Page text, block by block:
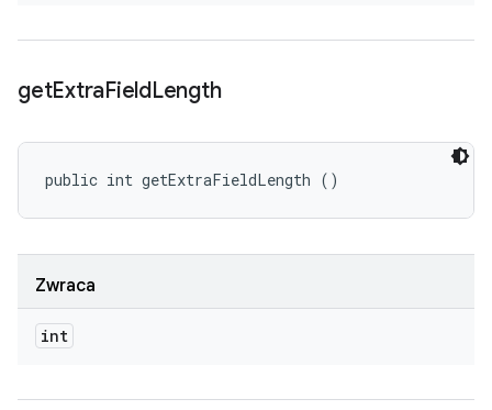
getExtraFieldLength
public int getExtraFieldLength ()
Zwraca
int